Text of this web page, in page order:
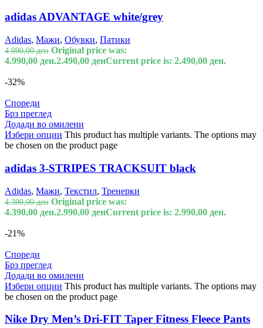
adidas ADVANTAGE white/grey
Adidas, Мажи, Обувки, Патики
4.990,00ден Original price was:
4.990,00 ден.2.490,00 денCurrent price is: 2.490,00 ден.
-32%
Спореди
Брз преглед
Додади во омилени
Избери опции This product has multiple variants. The options may
be chosen on the product page
adidas 3-STRIPES TRACKSUIT black
Adidas, Мажи, Текстил, Тренерки
4.390,00ден Original price was:
4.390,00 ден.2.990,00 денCurrent price is: 2.990,00 ден.
-21%
Спореди
Брз преглед
Додади во омилени
Избери опции This product has multiple variants. The options may
be chosen on the product page
Nike Dry Men’s Dri-FIT Taper Fitness Fleece Pants